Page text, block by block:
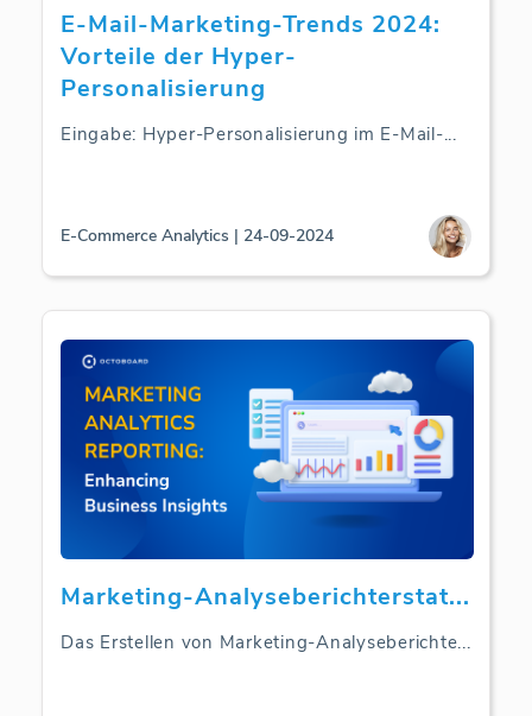
E-Mail-Marketing-Trends 2024:
Vorteile der Hyper-
Personalisierung
Eingabe: Hyper-Personalisierung im E-Mail-...
E-Commerce Analytics | 24-09-2024
Marketing-Analyseberichterstat...
Das Erstellen von Marketing-Analyseberichte...